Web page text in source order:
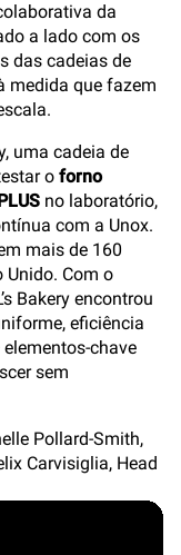
da
a lado com os
das cadeias de
medida que fazem
uma cadeia de
o forno
no laboratório,
com a Unox.
mais de 160
Unido. Com o
Bakery encontrou
eficiência
chave
sem
Pollard-Smith,
Carvisiglia, Head